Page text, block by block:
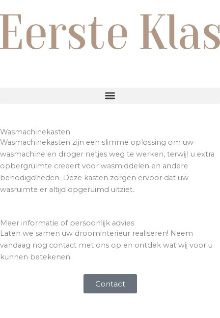
naar
de
inhoud
Wasmachinekasten
Wasmachinekasten zijn een slimme oplossing om uw
wasmachine en droger netjes weg te werken, terwijl u extra
opbergruimte creëert voor wasmiddelen en andere
benodigdheden. Deze kasten zorgen ervoor dat uw
wasruimte er altijd opgeruimd uitziet.
Meer informatie of persoonlijk advies
Laten we samen uw droominterieur realiseren! Neem
vandaag nog contact met ons op en ontdek wat wij voor u
kunnen betekenen.
Contact